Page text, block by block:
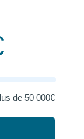
de 50 000€